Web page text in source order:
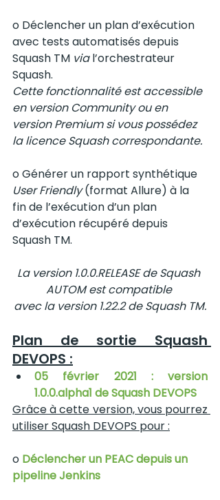
o Déclencher un plan d’exécution
avec tests automatisés depuis
Squash TM via l’orchestrateur
Squash.
Cette fonctionnalité est accessible
en version Community ou en
version Premium si vous possédez
la licence Squash correspondante.
o Générer un rapport synthétique
User Friendly (format Allure) à la
fin de l’exécution d’un plan
d’exécution récupéré depuis
Squash TM.
La version 1.0.0.RELEASE de Squash
AUTOM est compatible
avec la version 1.22.2 de Squash TM.
Plan de sortie Squash
DEVOPS :
05 février 2021 : version
1.0.0.alpha1 de Squash DEVOPS
Grâce à cette version, vous pourrez
utiliser Squash DEVOPS pour :
o Déclencher un PEAC depuis un
pipeline Jenkins